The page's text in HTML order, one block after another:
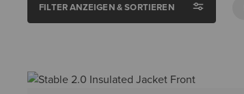
FILTER ANZEIGEN & SORTIEREN